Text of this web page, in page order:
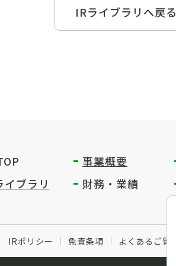
IRライブラリへ戻る
事業概要
イブラリ
財務・業績
IRポリシー 免責条項 よくあるご質問